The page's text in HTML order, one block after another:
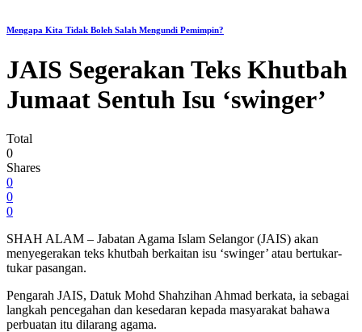
Mengapa Kita Tidak Boleh Salah Mengundi Pemimpin?
JAIS Segerakan Teks Khutbah
Jumaat Sentuh Isu ‘swinger’
Total
0
Shares
0
0
0
SHAH ALAM – Jabatan Agama Islam Selangor (JAIS) akan
menyegerakan teks khutbah berkaitan isu ‘swinger’ atau bertukar-
tukar pasangan.
Pengarah JAIS, Datuk Mohd Shahzihan Ahmad berkata, ia sebagai
langkah pencegahan dan kesedaran kepada masyarakat bahawa
perbuatan itu dilarang agama.